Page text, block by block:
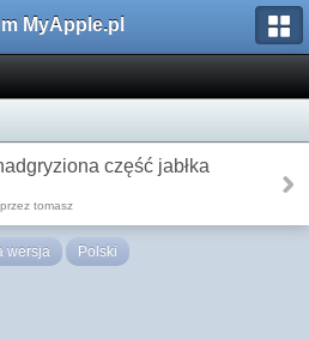
MyApple.pl
część jabłka
przez tomasz
wersja Polski